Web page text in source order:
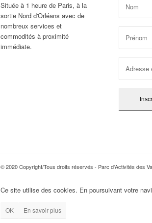
Située à 1 heure de Paris, à la
sortie Nord d'Orléans avec de
nombreux services et
commodités à proximité
immédiate.
© 2020 Copyright/Tous droits réservés - Parc d'Activités des
Ce site utilise des cookies. En poursuivant votre
OK En savoir plus